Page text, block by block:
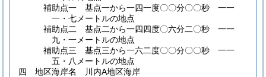
補助点一 基点一から一四一度〇〇分〇〇秒 一一
一・七メートルの地点
補助点二 基点二から一四四度〇六分二〇秒 一一
九・一メートルの地点
補助点三 基点三から一六二度〇〇分〇〇秒 一一
五・八メートルの地点
四 地区海岸名 川内A地区海岸